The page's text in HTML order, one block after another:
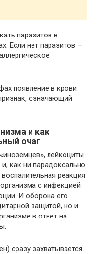
паразитов в
Если нет паразитов —
появление в крови
означающий
и как
очаг
лейкоциты
как ни парадоксально
реакция
с инфекцией,
И оборона его
защитой, но и
в ответ на
сразу захватывается